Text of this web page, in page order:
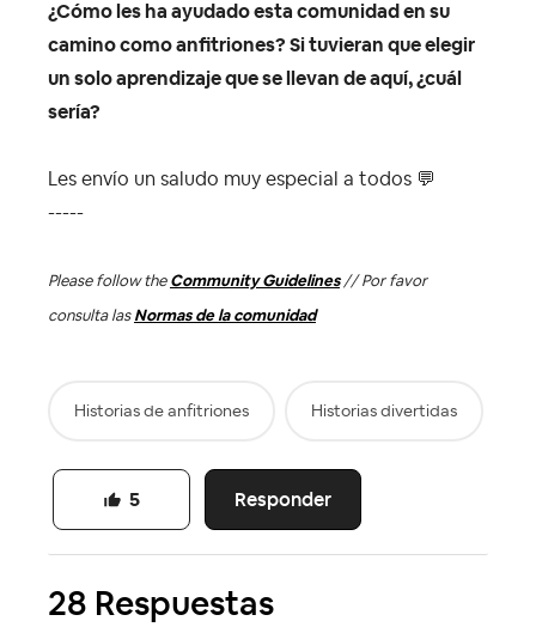
¿Cómo les ha ayudado esta comunidad en su
camino como anfitriones? Si tuvieran que elegir
un solo aprendizaje que se llevan de aquí, ¿cuál
sería?
Les envío un saludo muy especial a todos 💬
-----
Please follow the Community Guidelines// Por favor
consulta las Normas de la comunidad
Historias de anfitriones Historias divertidas
Responder
5
28 Respuestas